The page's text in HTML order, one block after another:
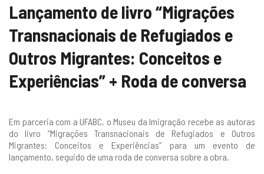
Lançamento de livro “Migrações
Transnacionais de Refugiados e
Outros Migrantes: Conceitos e
Experiências” + Roda de conversa
Em parceria com a UFABC, o Museu da Imigração recebe as autoras
do livro “Migrações Transnacionais de Refugiados e Outros
Migrantes: Conceitos e Experiências” para um evento de
lançamento, seguido de uma roda de conversa sobre a obra.